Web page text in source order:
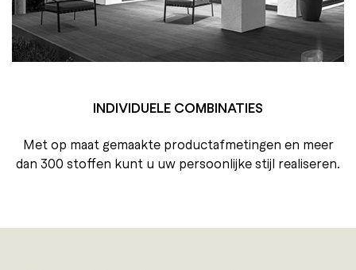
INDIVIDUELE COMBINATIES
Met op maat gemaakte productafmetingen en meer
dan 300 stoffen kunt u uw persoonlijke stijl realiseren.